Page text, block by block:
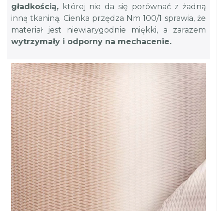
gładkością, której nie da się porównać z żadną
inną tkaniną. Cienka przędza Nm 100/1 sprawia, że
materiał jest niewiarygodnie miękki, a zarazem
wytrzymały i odporny na mechacenie.